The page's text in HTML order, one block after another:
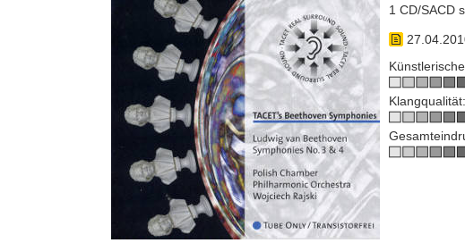
1 CD/SACD
Klangqualität: